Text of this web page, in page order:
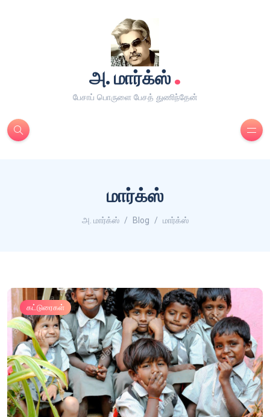
அ. மார்க்ஸ்.
பேசாப் பொருளை பேசத் துணிந்தேன்
மார்க்ஸ்
அ. மார்க்ஸ் Blog மார்க்ஸ்
கட்டுரைகள்